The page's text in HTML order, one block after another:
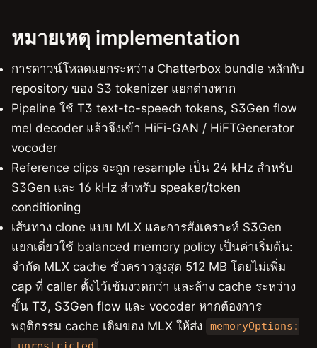
หมายเหตุ implementation
การดาวน์โหลดแยกระหว่าง Chatterbox bundle หลักกับ
repository ของ S3 tokenizer แยกต่างหาก
Pipeline ใช้ T3 text-to-speech tokens, S3Gen flow
mel decoder แล้วจึงเข้า HiFi-GAN / HiFTGenerator
vocoder
Reference clips จะถูก resample เป็น 24 kHz สำหรับ
S3Gen และ 16 kHz สำหรับ speaker/token
conditioning
เส้นทาง clone แบบ MLX และการสังเคราะห์ S3Gen
แยกเดี่ยวใช้ balanced memory policy เป็นค่าเริ่มต้น:
จำกัด MLX cache ชั่วคราวสูงสุด 512 MB โดยไม่เพิ่ม
cap ที่ caller ตั้งไว้เข้มงวดกว่า และล้าง cache ระหว่าง
ขั้น T3, S3Gen flow และ vocoder หากต้องการ
พฤติกรรม cache เดิมของ MLX ให้ส่ง
memoryOptions: